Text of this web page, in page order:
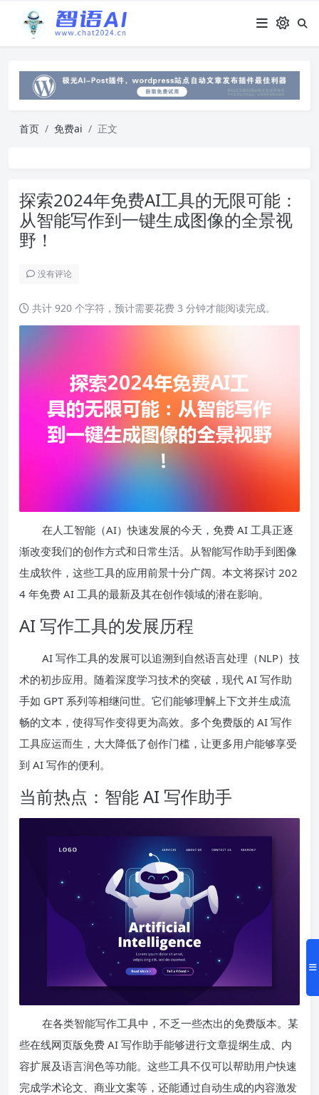
首页 免费ai 正文
探索2024年免费AI工具的无限可能：
从智能写作到一键生成图像的全景视
野！
没有评论
共计 920 个字符，预计需要花费 3 分钟才能阅读完成。
在人工智能（AI）快速发展的今天，免费 AI 工具正逐
渐改变我们的创作方式和日常生活。从智能写作助手到图像
生成软件，这些工具的应用前景十分广阔。本文将探讨 202
4 年免费 AI 工具的最新及其在创作领域的潜在影响。
AI 写作工具的发展历程
AI 写作工具的发展可以追溯到自然语言处理（NLP）技
术的初步应用。随着深度学习技术的突破，现代 AI 写作助
手如 GPT 系列等相继问世。它们能够理解上下文并生成流
畅的文本，使得写作变得更为高效。多个免费版的 AI 写作
工具应运而生，大大降低了创作门槛，让更多用户能够享受
到 AI 写作的便利。
当前热点：智能 AI 写作助手
在各类智能写作工具中，不乏一些杰出的免费版本。某
些在线网页版免费 AI 写作助手能够进行文章提纲生成、内
容扩展及语言润色等功能。这些工具不仅可以帮助用户快速
完成学术论文、商业文案等，还能通过自动生成的内容激发